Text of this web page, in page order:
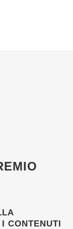
CONTENUTI